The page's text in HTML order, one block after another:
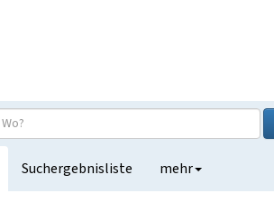
Suchergebnisliste mehr